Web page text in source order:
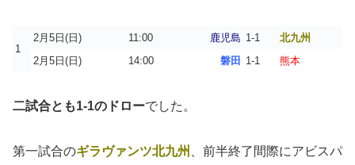
1
2月5日(日) 11:00 鹿児島 1-1
北九州
2月5日(日)
14:00 磐田 1-1 熊本
二試合とも1-1のドローでした。
第一試合のギラヴァンツ北九州
、前半終了間際にアビスパ